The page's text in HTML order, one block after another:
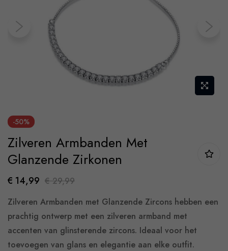
gallery
to
the
beginning
the
images
gallery
-50%
Zilveren Armbanden Met
Glanzende Zirkonen
€ 14,99 € 29,99
Zilveren Armbanden met Glanzende Zircons hebben een
prachtig ontwerp met een zilveren armband met
accenten van glinsterende zircons. Ideaal voor het
toevoegen van glans en elegantie aan elke outfit.